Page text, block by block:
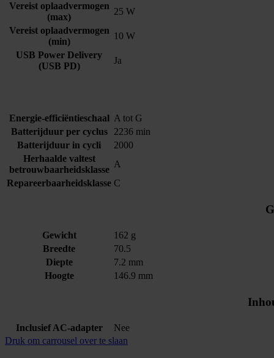
Vereist oplaadvermogen
(max)
25 W
Vereist oplaadvermogen
(min)
10 W
USB Power Delivery
(USB PD)
Ja
Energie-efficiëntieschaal A tot G
Batterijduur per cyclus
2236 min
Batterijduur in cycli
2000
Herhaalde valtest
betrouwbaarheidsklasse
A
Repareerbaarheidsklasse C
Gewicht
162 g
Breedte
70.5
Diepte
7.2 mm
Hoogte
146.9 mm
Inclusief AC-adapter
Nee
Druk om carrousel over te slaan